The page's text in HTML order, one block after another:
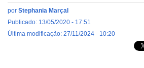
por Stephania Marçal
Publicado: 13/05/2020 - 17:51
Última modificação: 27/11/2024 - 10:20